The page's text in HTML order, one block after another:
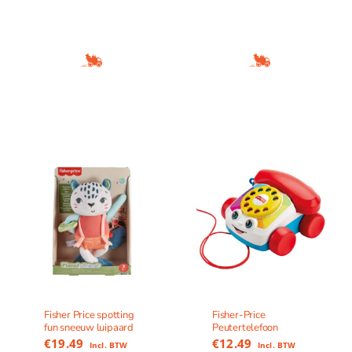
Fisher Price spotting
fun sneeuw luipaard
€19.49 Incl. BTW
Fisher-Price
Peutertelefoon
€12.49 Incl. BTW